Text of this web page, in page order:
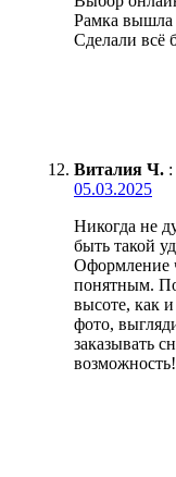
Рамка вышла
Сделали всё
Виталия Ч. :
05.03.2025
Никогда не
быть такой
Оформление
понятным.
высоте, как
фото,
заказывать
возможность!